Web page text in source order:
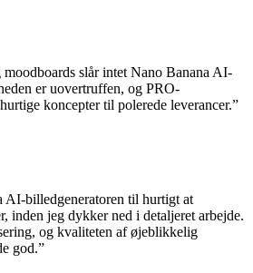
slår intet Nano Banana AI-
er uovertruffen, og PRO-
koncepter til polerede leverancer.”
AI-billedgeneratoren til hurtigt at
inden jeg dykker ned i detaljeret arbejde.
og kvaliteten af øjeblikkelig
god.”